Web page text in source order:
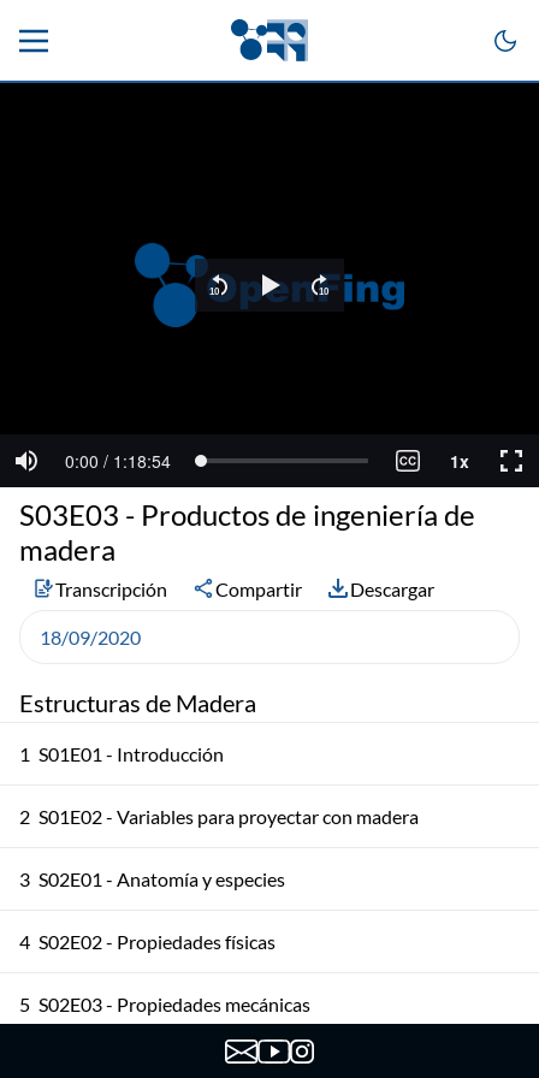
Estructuras de Madera
1 S01E01 - Introducción
2 S01E02 - Variables para proyectar con madera
3 S02E01 - Anatomía y especies
4 S02E02 - Propiedades físicas
5 S02E03 - Propiedades mecánicas
S03E01 - Madera aserrada 1
S03E03 - Productos de ingeniería de
madera
Transcripción Compartir Descargar
18/09/2020